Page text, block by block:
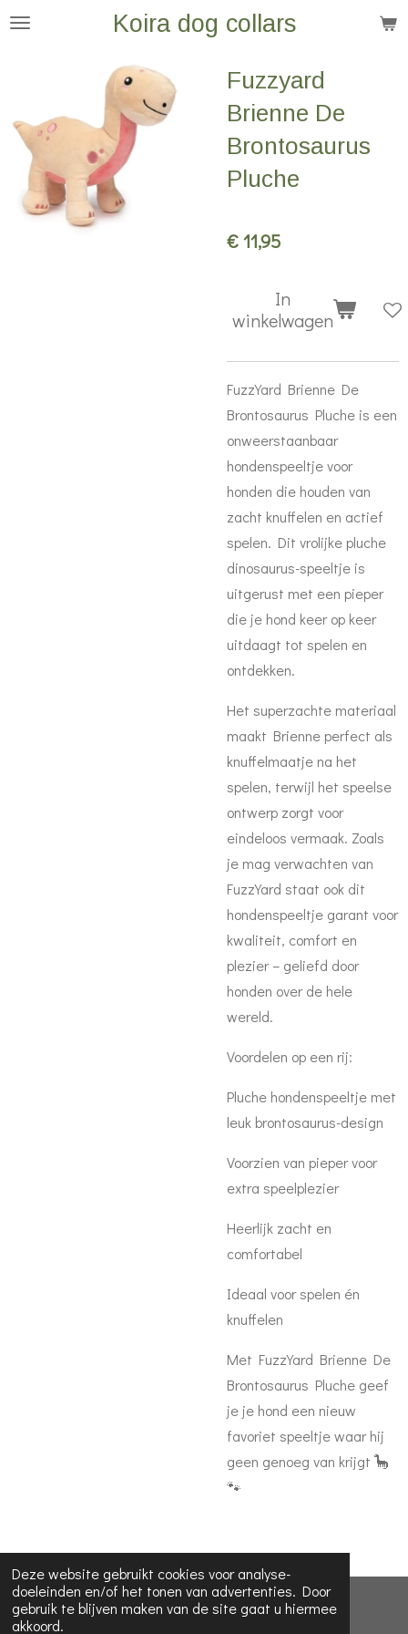
Deze website gebruikt cookies voor analyse-
doeleinden en/of het tonen van advertenties. Door
gebruik te blijven maken van de site gaat u hiermee
akkoord.
Ga
hoofdinhoud
Koira dog collars
Fuzzyard
Brienne De
Brontosaurus
Pluche
€ 11,95
In
winkelwagen
FuzzYard Brienne De
Brontosaurus Pluche is een
onweerstaanbaar
hondenspeeltje voor
honden die houden van
zacht knuffelen en actief
spelen. Dit vrolijke pluche
dinosaurus-speeltje is
uitgerust met een pieper
die je hond keer op keer
uitdaagt tot spelen en
ontdekken.
Het superzachte materiaal
maakt Brienne perfect als
knuffelmaatje na het
spelen, terwijl het speelse
ontwerp zorgt voor
eindeloos vermaak. Zoals
je mag verwachten van
FuzzYard staat ook dit
hondenspeeltje garant voor
kwaliteit, comfort en
plezier – geliefd door
honden over de hele
wereld.
Voordelen op een rij:
Pluche hondenspeeltje met
leuk brontosaurus-design
Voorzien van pieper voor
extra speelplezier
Heerlijk zacht en
comfortabel
Ideaal voor spelen én
knuffelen
Met FuzzYard Brienne De
Brontosaurus Pluche geef
je je hond een nieuw
favoriet speeltje waar hij
geen genoeg van krijgt 🦕
🐾
© 2023 - 2026 Koira dog collars